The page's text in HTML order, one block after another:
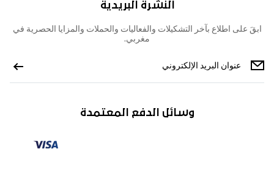
النشرة البريدية
ابقَ على اطلاع بآخر التشكيلات والفعاليات والحملات والمزايا الحصرية في
مغربي.
وسائل الدفع المعتمدة